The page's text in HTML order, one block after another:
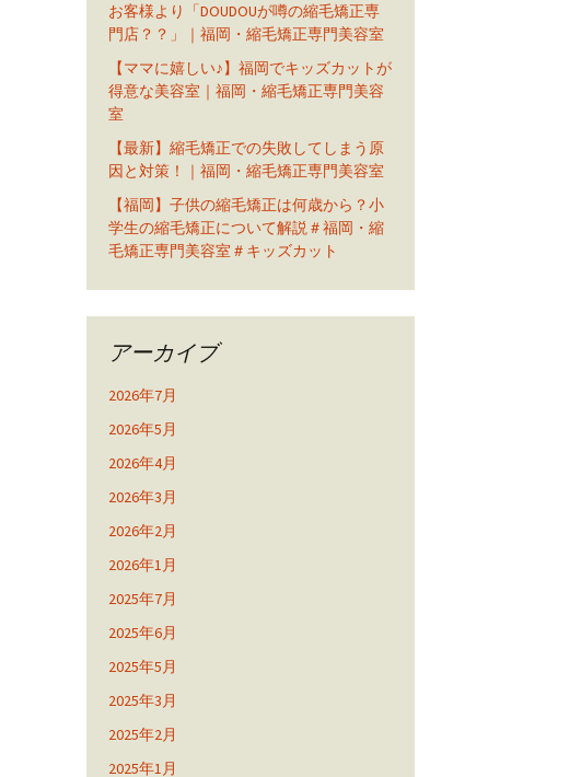
お客様より「DOUDOUが噂の縮毛矯正専
門店？？」｜福岡・縮毛矯正専門美容室
【ママに嬉しい♪】福岡でキッズカットが
得意な美容室｜福岡・縮毛矯正専門美容
室
【最新】縮毛矯正での失敗してしまう原
因と対策！｜福岡・縮毛矯正専門美容室
【福岡】子供の縮毛矯正は何歳から？小
学生の縮毛矯正について解説＃福岡・縮
毛矯正専門美容室＃キッズカット
アーカイブ
2026年7月
2026年5月
2026年4月
2026年3月
2026年2月
2026年1月
2025年7月
2025年6月
2025年5月
2025年3月
2025年2月
2025年1月